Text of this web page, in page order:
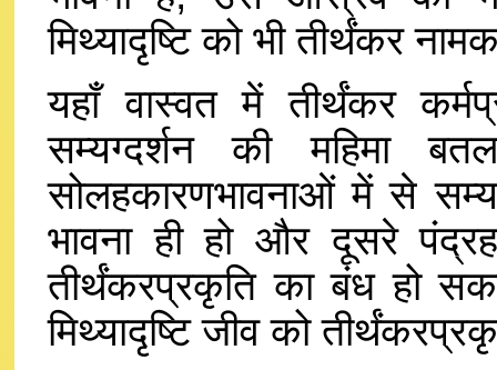
मिथ्यादृष्टि को भी तीर्थंकर
यहाँ वास्वत में तीर्थंकर
सम्यग्दर्शन की महिमा
सोलहकारणभावनाओं में से
भावना ही हो और दूसरे
तीर्थंकरप्रकृति का बंध हो
मिथ्यादृष्टि जीव को